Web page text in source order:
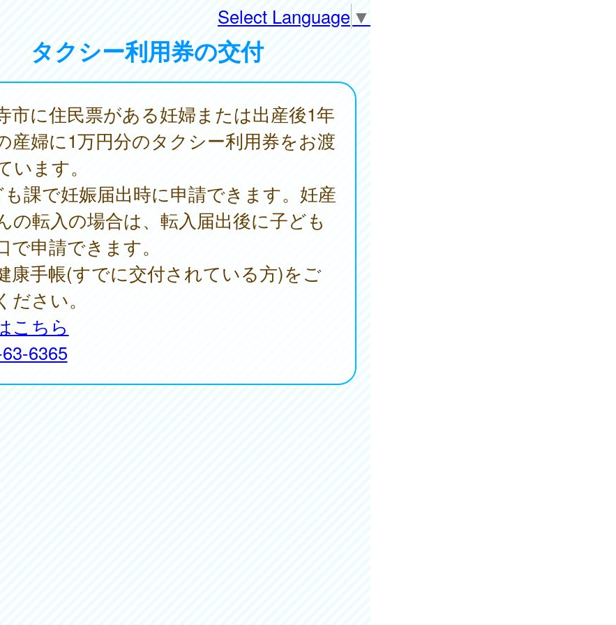
Select Language ▼
タクシー利用券の交付
市に住民票がある妊婦または出産後1年
産婦に1万円分のタクシー利用券をお渡
います。
課で妊娠届出時に申請できます。妊産
の転入の場合は、転入届出後に子ども
で申請できます。
康手帳(すでに交付されている方)をご
ださい。
こちら
6365